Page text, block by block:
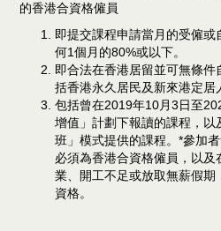
的香港合資格僱員
即提交課程申請當月的受僱
何1個月的80%或以下。
即合法在香港居留並可無條
括香港永久居民及新來港定居
包括曾在2019年10月3日至
增值」計劃下報讀的課程，
班」模式提供的課程。*參加
必須為香港合資格僱員，以
業、開工不足或放取無薪假
資格。